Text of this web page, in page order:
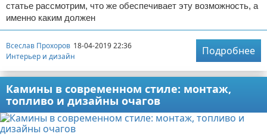
статье рассмотрим, что же обеспечивает эту возможность, а
именно каким должен
Всеслав Прохоров 18-04-2019 22:36
Интерьер и дизайн
Подробнее
Камины в современном стиле: монтаж,
топливо и дизайны очагов